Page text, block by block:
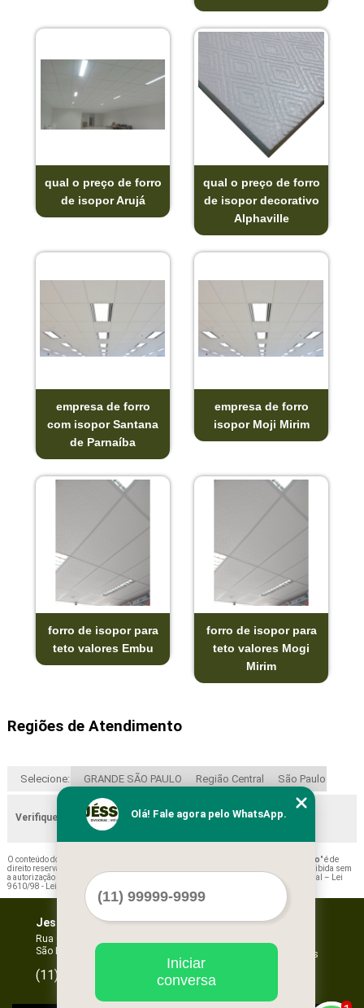
qual o preço de forro
de isopor Arujá
qual o preço de forro
de isopor decorativo
Alphaville
empresa de forro
com isopor Santana
de Parnaíba
empresa de forro
isopor Moji Mirim
forro de isopor para
teto valores Embu
forro de isopor para
teto valores Mogi
Mirim
Regiões de Atendimento
Selecione: GRANDE SÃO PAULO Região Central São Paulo
Verifique as regiões que atendemos
O conteúdo do texto " Empresa de Forro de Isopor Decorativo Parque Dom Pedro" é de
direito reservado. Sua reprodução, parcial ou total, mesmo citando nossos links, é proibida sem
a autorização do autor. Crime de violação de direito autoral – artigo 184 do Código Penal –
Lei
9610/98 - Lei de direitos autorais
Jessica Forros e Divisórias
Rua Oscar Horta, 269 - Mooca
São Paulo - SP - CEP: 03105-110
(11)
Serviços
Olá! Fale agora pelo WhatsApp.
Iniciar
conversa